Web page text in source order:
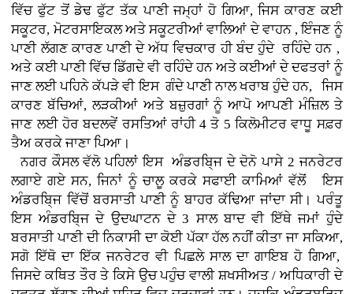
ਵਿੱਚ ਫੁੱਟ ਤੋਂ ਡੇਢ ਫੁੱਟ ਤੱਕ ਪਾਣੀ ਜਮ੍ਹਾਂ ਹੋ ਗਿਆ, ਜਿਸ ਕਾਰਣ ਕਈ
ਸਕੂਟਰ, ਮੋਟਰਸਾਇਕਲ ਅਤੇ ਸਕੂਟਰੀਆਂ ਵਾਲਿਆਂ ਦੇ ਵਾਹਨ , ਇੰਜਣ ਨੂੰ
ਪਾਣੀ ਲੱਗਣ ਕਾਰਣ ਪਾਣੀ ਦੇ ਅੱਧ ਵਿਚਕਾਰ ਹੀ ਬੰਦ ਹੁੰਦੇ ਰਹਿੰਦੇ ਹਨ ,
ਅਤੇ ਕਈ ਪਾਣੀ ਵਿੱਚ ਡਿੱਗਦੇ ਵੀ ਰਹਿੰਦੇ ਹਨ ਅਤੇ ਕਈਆਂ ਦੇ ਦਫਤਰਾਂ ਨੂੰ
ਜਾਣ ਲਈ ਪਹਿਨੇ ਕੱਪੜੇ ਵੀ ਇਸ ਗੰਦੇ ਪਾਣੀ ਨਾਲ ਖਰਾਬ ਹੁੰਦੇ ਹਨ, ਜਿਸ
ਕਾਰਣ ਬੱਚਿਆਂ, ਲੜਕੀਆਂ ਅਤੇ ਬਜ਼ੁਰਗਾਂ ਨੂੰ ਆਪੋ ਆਪਣੀ ਮੰਜ਼ਿਲ ਤੇ
ਜਾਣ ਲਈ ਹੋਰ ਬਦਲਵੇਂ ਰਸਤਿਆਂ ਰਾਂਹੀ 4 ਤੋ 5 ਕਿਲੋਮੀਟਰ ਵਾਧੂ ਸਫ਼ਰ
ਤੈਅ ਕਰਕੇ ਜਾਣਾ ਪਿਆ।
ਨਗਰ ਕੌਸਲ ਵੱਲੋ ਪਹਿਲਾਂ ਇਸ ਅੰਡਰਬਿ੍ਜ ਦੇ ਦੋਨੋ ਪਾਸੇ 2 ਜਨਰੇਟਰ
ਲਗਾਏ ਗਏ ਸਨ, ਜਿਨਾਂ ਨੂੰ ਚਾਲੂ ਕਰਕੇ ਸਫਾਈ ਕਾਮਿਆਂ ਵੱਲੋਂ ਇਸ
ਅੰਡਰਬਿ੍ਜ ਵਿੱਚੋਂ ਬਰਸਾਤੀ ਪਾਣੀ ਨੂੰ ਬਾਹਰ ਕੱਢਿਆ ਜਾਂਦਾ ਸੀ। ਪਰੰਤੂ
ਇਸ ਅੰਡਰਬਿ੍ਜ ਦੇ ਉਦਘਾਟਨ ਦੇ 3 ਸਾਲ ਬਾਦ ਵੀ ਇੱਥੇ ਜਮਾਂ ਹੁੰਦੇ
ਬਰਸਾਤੀ ਪਾਣੀ ਦੀ ਨਿਕਾਸੀ ਦਾ ਕੋਈ ਪੱਕਾ ਹੱਲ ਨਹੀਂ ਕੀਤਾ ਜਾ ਸਕਿਆ,
ਸਗੋ ਇੱਥੋ ਦਾ ਇੱਕ ਜਨਰੇਟਰ ਵੀ ਪਿਛਲੇ ਸਾਲ ਦਾ ਗਾਇਬ ਹੋ ਗਿਆ,
ਜਿਸਦੇ ਕਥਿਤ ਤੌਰ ਤੇ ਕਿਸੇ ਉਚ ਪਹੁੰਚ ਵਾਲੀ ਸ਼ਖਸੀਅਤ / ਅਧਿਕਾਰੀ ਦੇ